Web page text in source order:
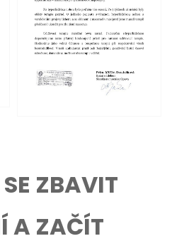
ZBAVIT
A ZAČÍT